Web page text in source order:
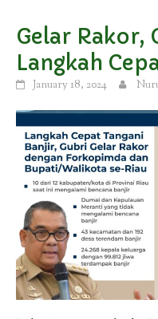
Gelar
Langkah
January 18, 2024